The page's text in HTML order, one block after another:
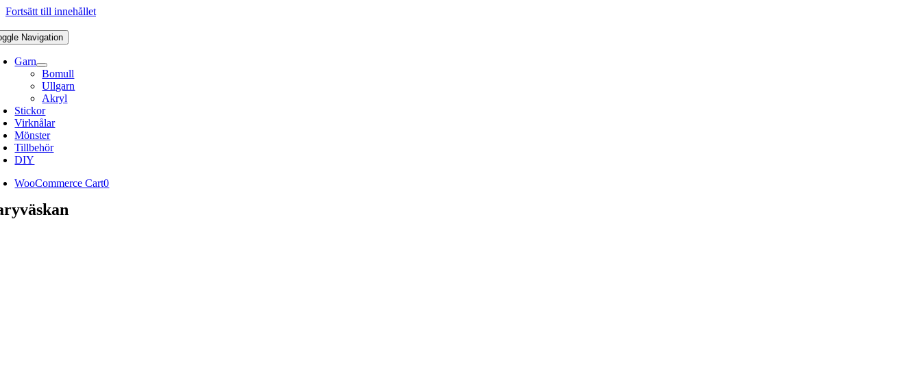
Fortsätt till innehållet
Navigation
Garn
Bomull
Ullgarn
Akryl
Stickor
Virknålar
Mönster
Tillbehör
DIY
WooCommerce Cart0